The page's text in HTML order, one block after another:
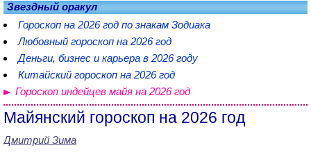
Звездный оракул
Гороскоп на 2026 год по знакам Зодиака
Любовный гороскоп на 2026 год
Деньги, бизнес и карьера в 2026 году
Китайский гороскоп на 2026 год
Гороскоп индейцев майя на 2026 год
Майянский гороскоп на 2026 год
Дмитрий Зима